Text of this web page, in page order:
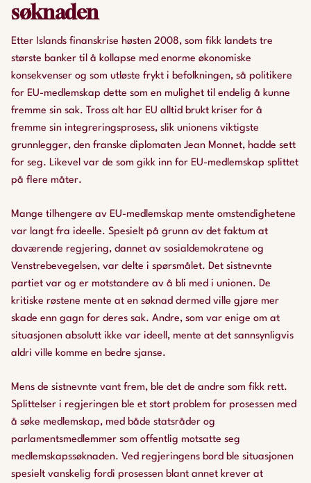
søknaden
Etter Islands finanskrise høsten 2008, som fikk landets tre
største banker til å kollapse med enorme økonomiske
konsekvenser og som utløste frykt i befolkningen, så politikere
for EU-medlemskap dette som en mulighet til endelig å kunne
fremme sin sak. Tross alt har EU alltid brukt kriser for å
fremme sin integreringsprosess, slik unionens viktigste
grunnlegger, den franske diplomaten Jean Monnet, hadde sett
for seg. Likevel var de som gikk inn for EU-medlemskap splittet
på flere måter.
Mange tilhengere av EU-medlemskap mente omstendighetene
var langt fra ideelle. Spesielt på grunn av det faktum at
daværende regjering, dannet av sosialdemokratene og
Venstrebevegelsen, var delte i spørsmålet. Det sistnevnte
partiet var og er motstandere av å bli med i unionen. De
kritiske røstene mente at en søknad dermed ville gjøre mer
skade enn gagn for deres sak. Andre, som var enige om at
situasjonen absolutt ikke var ideell, mente at det sannsynligvis
aldri ville komme en bedre sjanse.
Mens de sistnevnte vant frem, ble det de andre som fikk rett.
Splittelser i regjeringen ble et stort problem for prosessen med
å søke medlemskap, med både statsråder og
parlamentsmedlemmer som offentlig motsatte seg
medlemskapssøknaden. Ved regjeringens bord ble situasjonen
spesielt vanskelig fordi prosessen blant annet krever at